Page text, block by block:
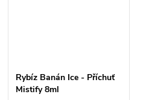
Rybíz Banán Ice - Příchuť
Mistify 8ml